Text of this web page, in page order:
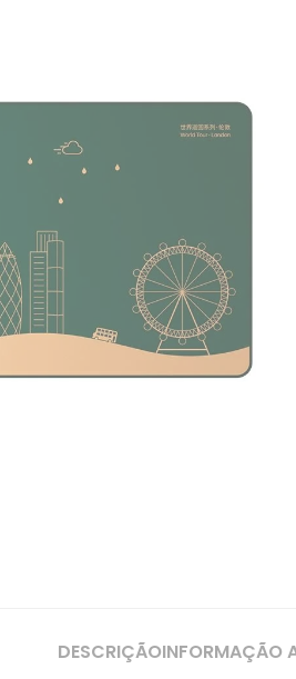
DESCRIÇÃOINFORMAÇÃO